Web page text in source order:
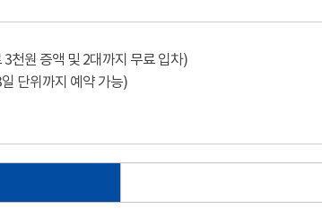
천원 증액 및 2대까지 무료 입차)
단위까지 예약 가능)